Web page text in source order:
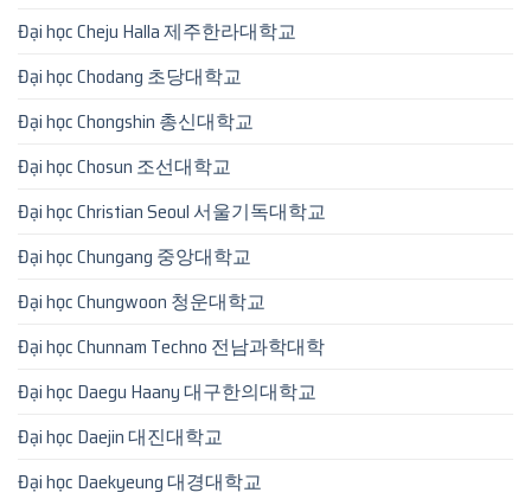
Đại học Cheju Halla 제주한라대학교
Đại học Chodang 초당대학교
Đại học Chongshin 총신대학교
Đại học Chosun 조선대학교
Đại học Christian Seoul 서울기독대학교
Đại học Chungang 중앙대학교
Đại học Chungwoon 청운대학교
Đại học Chunnam Techno 전남과학대학
Đại học Daegu Haany 대구한의대학교
Đại học Daejin 대진대학교
Đại học Daekyeung 대경대학교